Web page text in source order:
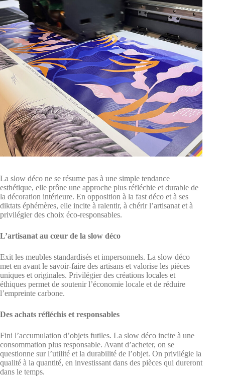
La slow déco ne se résume pas à une simple tendance
esthétique, elle prône une approche plus réfléchie et durable de
la décoration intérieure. En opposition à la fast déco et à ses
diktats éphémères, elle incite à ralentir, à chérir l’artisanat et à
privilégier des choix éco-responsables.
L’artisanat au cœur de la slow déco
Exit les meubles standardisés et impersonnels. La slow déco
met en avant le savoir-faire des artisans et valorise les pièces
uniques et originales. Privilégier des créations locales et
éthiques permet de soutenir l’économie locale et de réduire
l’empreinte carbone.
Des achats réfléchis et responsables
Fini l’accumulation d’objets futiles. La slow déco incite à une
consommation plus responsable. Avant d’acheter, on se
questionne sur l’utilité et la durabilité de l’objet. On privilégie la
qualité à la quantité, en investissant dans des pièces qui dureront
dans le temps.